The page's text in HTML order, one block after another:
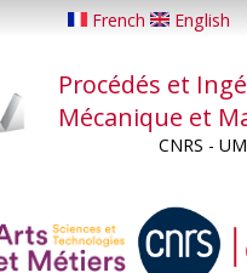
French English
Procédés et
Mécanique et
CNRS -